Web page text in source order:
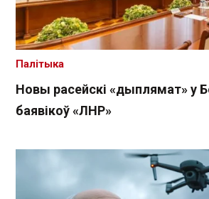
Новы расейскі «дыплямат» у
баявікоў «ЛНР»
Палітыка